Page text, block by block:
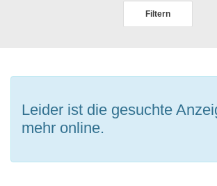
Filtern
Leider ist die gesuchte
mehr online.